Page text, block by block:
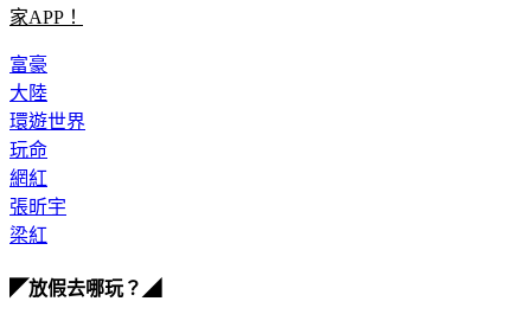
家APP！
富豪
大陸
環遊世界
玩命
網紅
張昕宇
梁紅
◤放假去哪玩？◢